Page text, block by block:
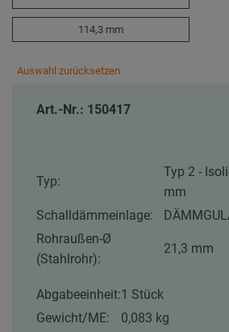
114,3 mm
Auswahl zurücksetzen
Art.-Nr.: 150417
Typ:
Typ 2 -
mm
Schalldämmeinlage:
Rohraußen-Ø
(Stahlrohr):
21,3 mm
Abgabeeinheit:1 Stück
Gewicht/ME:
0,083 kg